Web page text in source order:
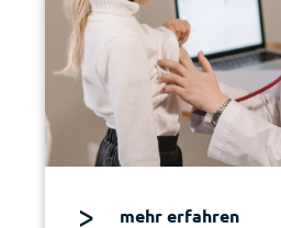
mehr erfahren